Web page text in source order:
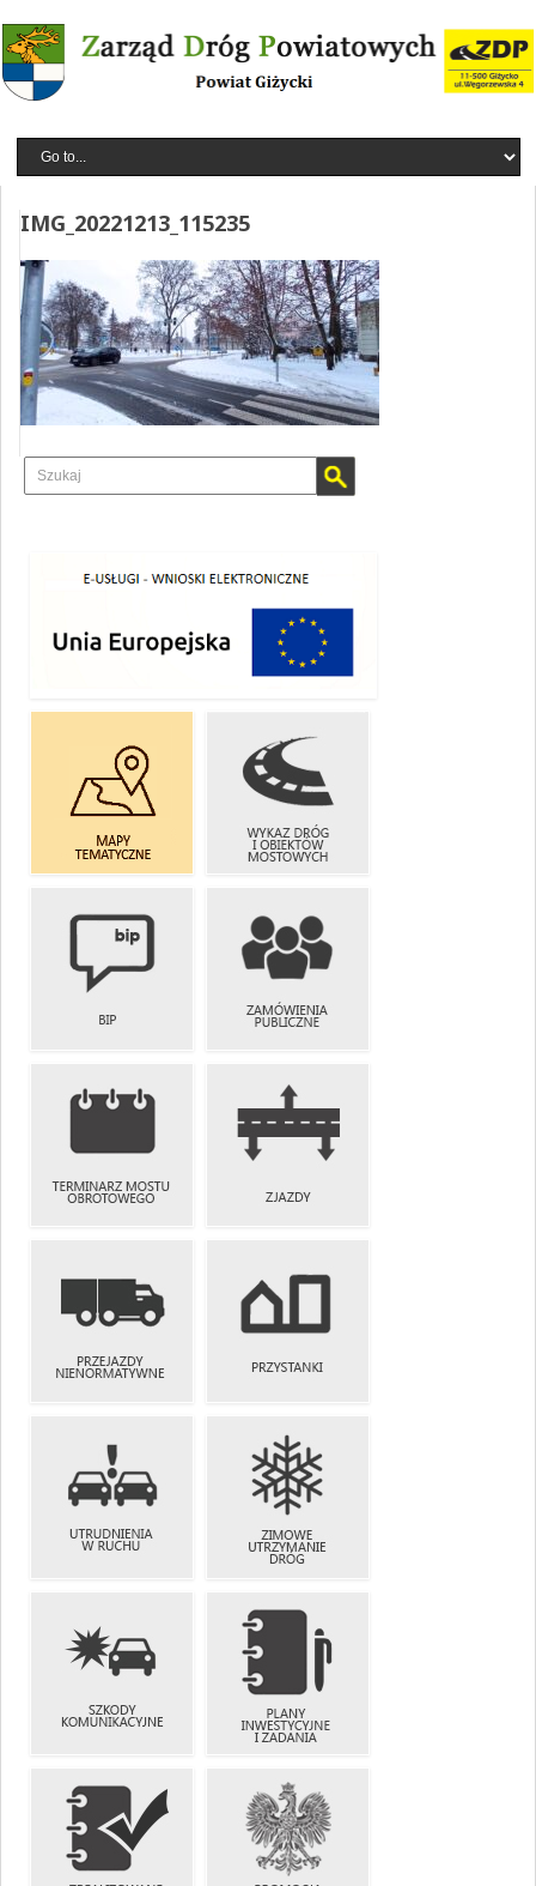
IMG_20221213_115235
MAPY
TEMATYCZNE
WYKAZ DRÓG
I OBIEKTÓW
ZAMÓWIENIA
PUBLICZNE
TERMINARZ
MOSTU
ZJAZDY
PRZEJAZDY
NIENORMATYWNE
PRZYSTANKI
UTRUDNIENIA
W RUCHU
ZIMOWE
UTRZYMANIE
DRÓG
SZKODY
KOMUNIKACYJNE
PLANY
INWESTYCYJNE
I ZADANIA